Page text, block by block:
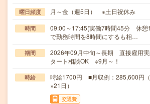
曜日頻度 月～金（週5日） ※土日祝休み
時間
09:00～17:45(実働7時間45分 休憩
で勤務時間を8時間にするも相…
期間
2026年09月中旬～長期 直接雇用
タート相談OK ※9月～！
時給
時給1700円 ■月収例：285,600円
×21日）
交通費